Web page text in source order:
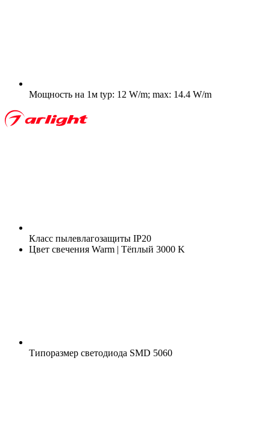
Мощность на 1м typ: 12 W/m; max: 14.4 W/m
Класс пылевлагозащиты IP20
Цвет свечения Warm | Тёплый 3000 K
Типоразмер светодиода SMD 5060